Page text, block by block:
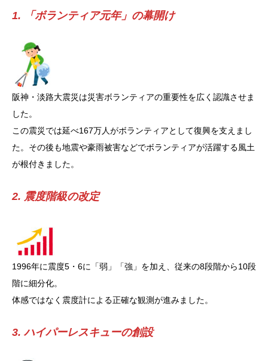
1. 「ボランティア元年」の幕開け
阪神・淡路大震災は災害ボランティアの重要性を広く認識させま
した。
この震災では延べ167万人がボランティアとして復興を支えまし
た。その後も地震や豪雨被害などでボランティアが活躍する風土
が根付きました。
2. 震度階級の改定
1996年に震度5・6に「弱」「強」を加え、従来の8段階から10段
階に細分化。
体感ではなく震度計による正確な観測が進みました。
3. ハイパーレスキューの創設